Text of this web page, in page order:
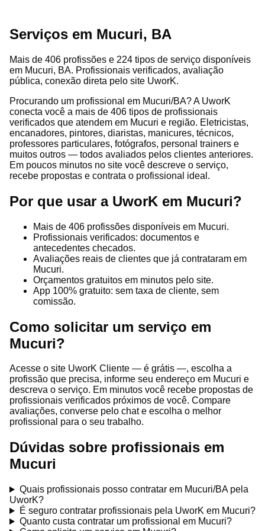
Serviços em Mucuri, BA
Mais de 406 profissões e 224 tipos de serviço disponíveis
em Mucuri, BA. Profissionais verificados, avaliação
pública, conexão direta pelo site UworK.
Procurando um profissional em Mucuri/BA? A UworK
conecta você a mais de 406 tipos de profissionais
verificados que atendem em Mucuri e região. Eletricistas,
encanadores, pintores, diaristas, manicures, técnicos,
professores particulares, fotógrafos, personal trainers e
muitos outros — todos avaliados pelos clientes anteriores.
Em poucos minutos no site você descreve o serviço,
recebe propostas e contrata o profissional ideal.
Por que usar a UworK em Mucuri?
Mais de 406 profissões disponíveis em Mucuri.
Profissionais verificados: documentos e
antecedentes checados.
Avaliações reais de clientes que já contrataram em
Mucuri.
Orçamentos gratuitos em minutos pelo site.
App 100% gratuito: sem taxa de cliente, sem
comissão.
Como solicitar um serviço em
Mucuri?
Acesse o site UworK Cliente — é grátis —, escolha a
profissão que precisa, informe seu endereço em Mucuri e
descreva o serviço. Em minutos você recebe propostas de
profissionais verificados próximos de você. Compare
avaliações, converse pelo chat e escolha o melhor
profissional para o seu trabalho.
Dúvidas sobre profissionais em
Mucuri
Quais profissionais posso contratar em Mucuri/BA pela
UworK?
É seguro contratar profissionais pela UworK em Mucuri?
Quanto custa contratar um profissional em Mucuri?